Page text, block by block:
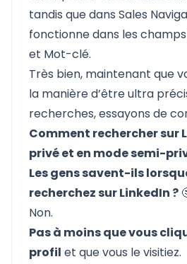
tandis que dans Sales
fonctionne dans les
et Mot-clé.
Très bien, maintenant que
la manière d’être ultra
recherches, essayons de
Comment rechercher sur
privé et en mode semi-
Les gens savent-ils
recherchez sur LinkedIn ?
Non.
Pas à moins que vous
profil et que vous le visitiez.